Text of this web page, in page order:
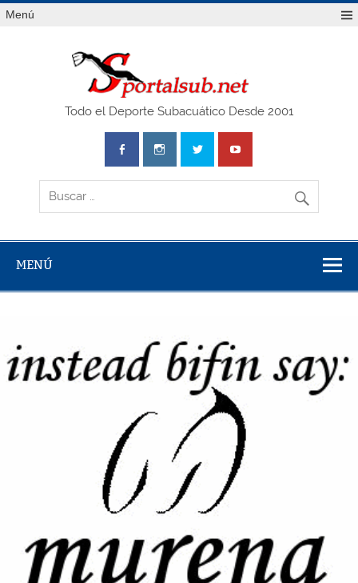
Saltar
alMenú
Todo el Deporte Subacuático Desde 2001
MENÚ